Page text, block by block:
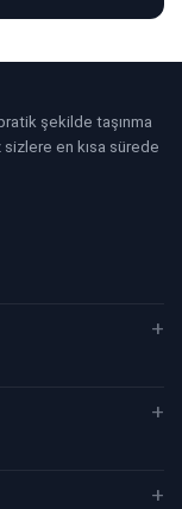
şekilde taşınma
sizlere en kısa sürede